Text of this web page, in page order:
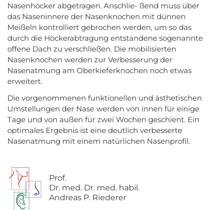
Nasenhöcker abgetragen. Anschlie- ßend muss über
das Naseninnere der Nasenknochen mit dünnen
Meißeln kontrolliert gebrochen werden, um so das
durch die Höckerabtragung entstandene sogenannte
offene Dach zu verschließen. Die mobilisierten
Nasenknochen werden zur Verbesserung der
Nasenatmung am Oberkieferknochen noch etwas
erweitert.
Die vorgenommenen funktionellen und ästhetischen
Umstellungen der Nase werden von innen für einige
Tage und von außen für zwei Wochen geschient. Ein
optimales Ergebnis ist eine deutlich verbesserte
Nasenatmung mit einem natürlichen Nasenprofil.
Prof.
Dr. med. Dr. med. habil.
Andreas P. Riederer